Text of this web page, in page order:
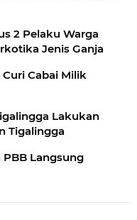
2 Pelaku Warga
Jenis Ganja
Cabai Milik
Lakukan
Tigalingga
Langsung